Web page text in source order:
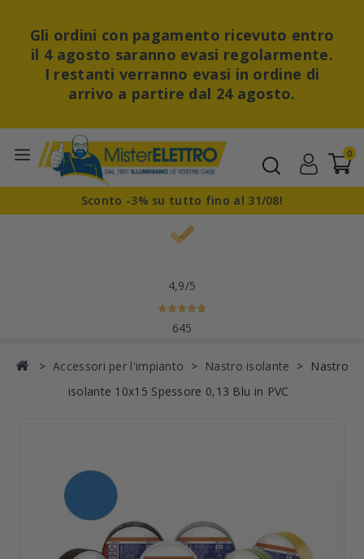
Gli ordini con pagamento ricevuto entro
il 4 agosto saranno evasi regolarmente.
I restanti verranno evasi in ordine di
arrivo a partire dal 24 agosto.
0
Sconto -3% su tutto fino al 31/08!
4,9/5
645
Accessori per l'impianto Nastro isolante
Nastro
isolante 10x15 Spessore 0,13 Blu in PVC